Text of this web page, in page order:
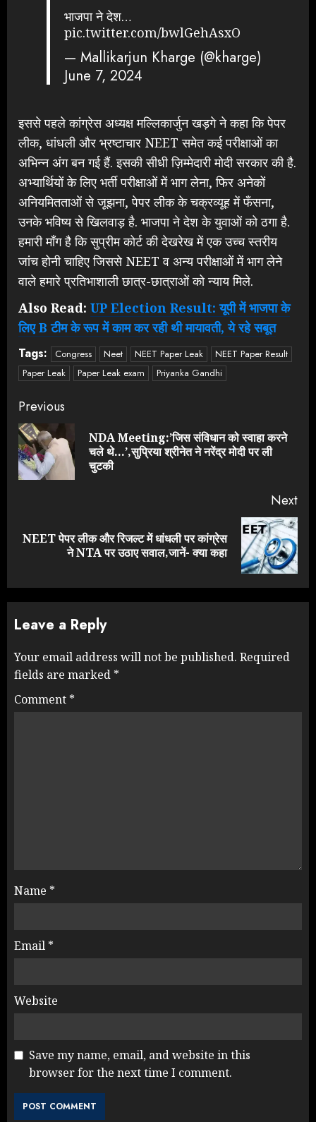
भाजपा ने देश…
pic.twitter.com/bwlGehAsxO
— Mallikarjun Kharge (@kharge)
June 7, 2024
इससे पहले कांग्रेस अध्यक्ष मल्लिकार्जुन खड़गे ने कहा कि पेपर
लीक, धांधली और भ्रष्टाचार NEET समेत कई परीक्षाओं का
अभिन्न अंग बन गई हैं. इसकी सीधी ज़िम्मेदारी मोदी सरकार की है.
अभ्यार्थियों के लिए भर्ती परीक्षाओं में भाग लेना, फिर अनेकों
अनियमितताओं से जूझना, पेपर लीक के चक्रव्यूह में फँसना,
उनके भविष्य से खिलवाड़ है. भाजपा ने देश के युवाओं को ठगा है.
हमारी माँग है कि सुप्रीम कोर्ट की देखरेख में एक उच्च स्तरीय
जांच होनी चाहिए जिससे NEET व अन्य परीक्षाओं में भाग लेने
वाले हमारे प्रतिभाशाली छात्र-छात्राओं को न्याय मिले.
Also Read: UP Election Result: यूपी में भाजपा के
लिए B टीम के रूप में काम कर रही थी मायावती, ये रहे सबूत
Tags: Congress Neet NEET Paper Leak
NEET Paper Result
Paper Leak
Paper Leak exam Priyanka Gandhi
Continue
Reading
Previous
NDA Meeting:’जिस संविधान को स्वाहा करने
चले थे…’,सुप्रिया श्रीनेत ने नरेंद्र मोदी पर ली
चुटकी
Next
Next
NEET पेपर लीक और रिजल्ट में धांधली पर कांग्रेस
ने NTA पर उठाए सवाल,जानें- क्या कहा
Leave a Reply
Your email address will not be published. Required
fields are marked *
Comment *
Name *
Email *
Website
Save my name, email, and website in this
browser for the next time I comment.
Rahul Gandhi के तीखे वार से बार-बार